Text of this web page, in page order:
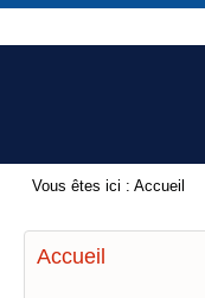
Vous êtes ici : Accueil
Accueil